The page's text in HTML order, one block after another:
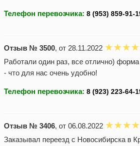
Телефон перевозчика:
Отзыв № 3500, от 28.11.2022
Работали один раз, все отлично)
- что для нас очень удобно!
Телефон перевозчика:
Отзыв № 3406, от 06.08.2022
Заказывал переезд с Новосибирска в